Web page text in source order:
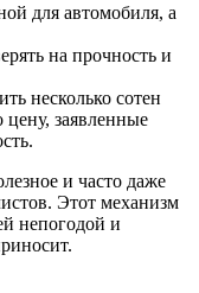
для автомобиля, а
на прочность и
несколько сотен
цену, заявленные
и часто даже
Этот механизм
непогодой и